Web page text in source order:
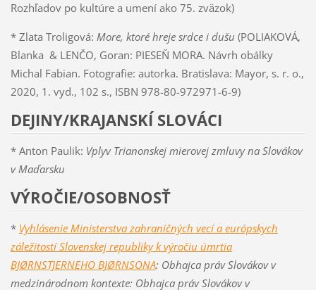
Rozhľadov po kultúre a umení ako 75. zväzok)
* Zlata Troligová: More, ktoré hreje srdce i dušu (POLIAKOVÁ,
Blanka & LENČO, Goran: PIESEŇ MORA. Návrh obálky
Michal Fabian. Fotografie: autorka. Bratislava: Mayor, s. r. o.,
2020, 1. vyd., 102 s., ISBN 978-80-972971-6-9)
DEJINY/KRAJANSKÍ SLOVÁCI
* Anton Paulik: Vplyv Trianonskej mierovej zmluvy na Slovákov
v Maďarsku
VÝROČIE/OSOBNOSŤ
* Vyhlásenie Ministerstva zahraničných vecí a európskych
záležitostí Slovenskej republiky k výročiu úmrtia
BJØRNSTJERNEHO BJØRNSONA: Obhajca práv Slovákov v
medzinárodnom kontexte: Obhajca práv Slovákov v